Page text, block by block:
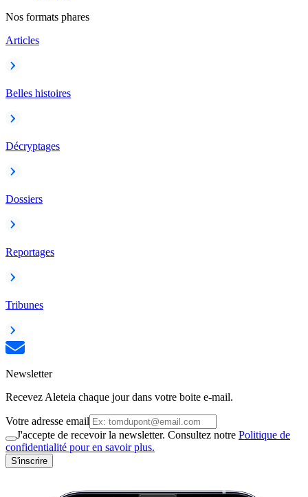
Nos formats phares
Articles
Belles histoires
Décryptages
Dossiers
Reportages
Tribunes
Newsletter
Recevez Aleteia chaque jour dans votre boite e-mail.
Votre adresse email
J'accepte de recevoir la newsletter. Consultez notre Politique de
confidentialité pour en savoir plus.
S'inscrire